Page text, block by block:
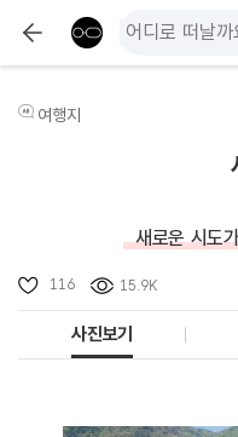
여행지
새로운 시도
116 15.9K
사진보기